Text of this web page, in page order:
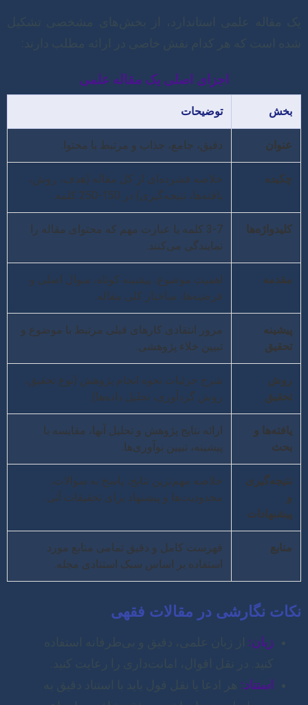
اجزای اصلی یک مقاله علمی
بخش توضیحات
عنوان دقیق، جامع، جذاب و مرتبط با محتوا.
چکیده
خلاصه فشرده‌ای از کل مقاله (هدف، روش،
یافته‌ها، نتیجه‌گیری) در 150-250 کلمه.
کلیدواژه‌ها
3-7 کلمه یا عبارت مهم که محتوای مقاله را
نمایندگی می‌کنند.
مقدمه
اهمیت موضوع، پیشینه کوتاه، سوال اصلی و
فرضیه‌ها، ساختار کلی مقاله.
پیشینه
تحقیق
مرور انتقادی کارهای قبلی مرتبط با موضوع و
تبیین خلاء پژوهشی.
روش
تحقیق
شرح جزئیات نحوه انجام پژوهش (نوع تحقیق،
روش گردآوری، تحلیل داده‌ها).
یافته‌ها و
بحث
ارائه نتایج پژوهش و تحلیل آنها، مقایسه با
پیشینه، تبیین نوآوری‌ها.
نتیجه‌گیری
و
پیشنهادات
خلاصه مهم‌ترین نتایج، پاسخ به سوالات،
محدودیت‌ها و پیشنهاد برای تحقیقات آتی.
منابع
فهرست کامل و دقیق تمامی منابع مورد
استفاده بر اساس سبک استنادی مجله.
نکات نگارشی در مقالات فقهی
زبان:
استناد: